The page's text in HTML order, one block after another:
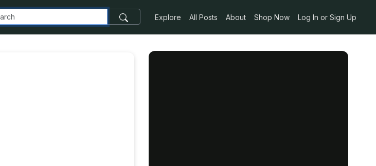
Explore All Posts About Shop Now Log In or Sign Up